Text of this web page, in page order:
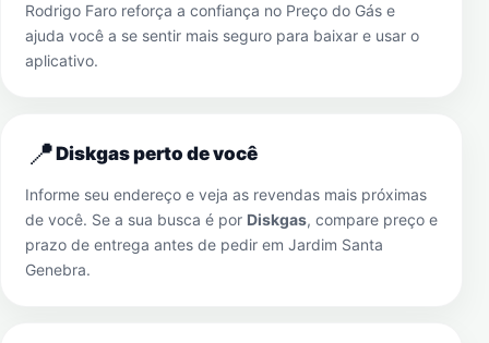
Rodrigo Faro reforça a confiança no Preço do Gás e
ajuda você a se sentir mais seguro para baixar e usar o
aplicativo.
📍Diskgas perto de você
Informe seu endereço e veja as revendas mais próximas
de você. Se a sua busca é por Diskgas, compare preço e
prazo de entrega antes de pedir em Jardim Santa
Genebra.